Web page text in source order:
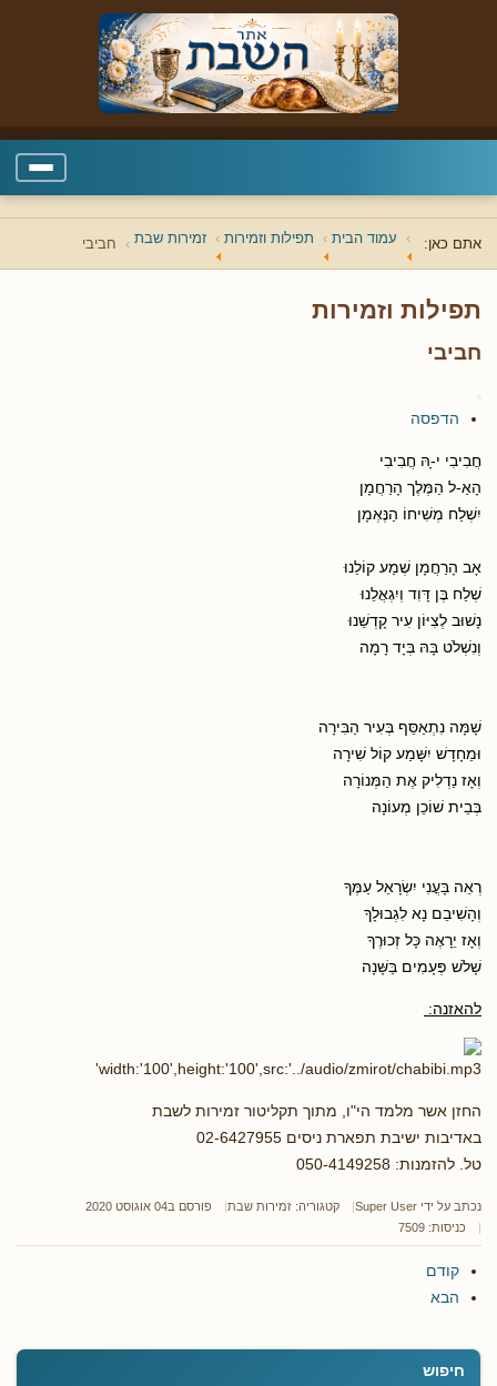
אתם כאן: עמוד הבית תפילות וזמירות זמירות שבת חביבי
חיפוש
תפילות וזמירות
חביבי
הדפסה
חֲבִיבִי י-ָהּ חֲבִיבִי
הָאֵ-ל הַמֶּלֶך הָרַחֲמָן
יִשְׁלַח מְשִׁיחוֹ הַנֶּאְמָן
אָב הָרַחֲמָן שְׁמַע קוֹלֵנוּ
שְׁלַח בֶּן דָּוִד וְיִגְאֲלֵנוּ
נָשׁוּב לְצִיּוֹן עִיר קָדְשֵׁנוּ
וְנִשְׁלֹט בָּהּ בְּיָד רָמָה
שָׁמָּה נִתְאַסֵּף בְּעִיר הַבִּירָה
וּמֵחָדָשׁ יִשָּׁמַע קוֹל שִׁירָה
וְאָז נַדְלִיק אֶת הַמְּנוֹרָה
בְּבֵית שׁוֹכֵן מְעוֹנָה
רְאֵה בָּעֳנִי יִשְׂרָאֵל עַמֶּךָ
וְהָשִׁיבֵם נָא לִגְבוּלָךָ
וְאָז יֵרָאֶה כָּל זְכוּרֶךָ
שָׁלֹשׁ פְּעָמִים בַּשָּׁנָה
להאזנה:
החזן אשר מלמד הי"ו, מתוך תקליטור זמירות לשבת
באדיבות ישיבת תפארת ניסים 02-6427955
טל. להזמנות: 050-4149258
נכתב על ידי Super User קטגוריה: זמירות שבת
פורסם ב04 אוגוסט 2020
כניסות: 7509
קודם
הבא